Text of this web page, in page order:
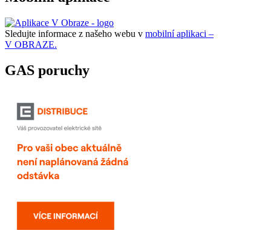
Sledujte informace z našeho webu v mobilní aplikaci –
V OBRAZE.
GAS poruchy